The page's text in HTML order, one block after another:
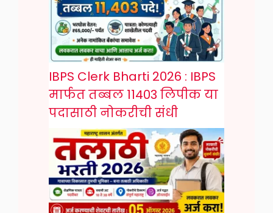
IBPS Clerk Bharti 2026 : IBPS
मार्फत तब्बल 11403 लिपीक या
पदासाठी नोकरीची संधी